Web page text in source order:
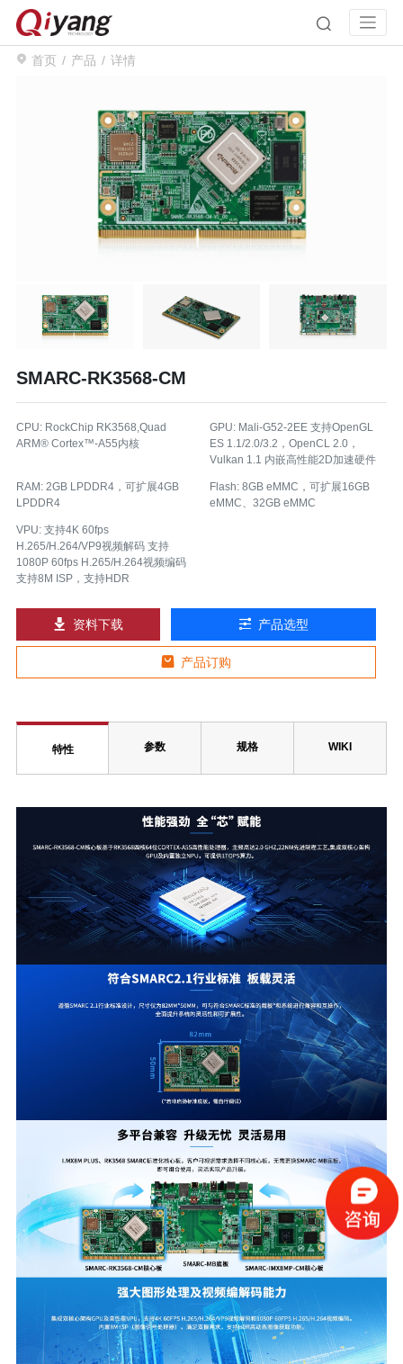
首页 产品 详情
SMARC-RK3568-CM
CPU: RockChip RK3568,Quad
ARM® Cortex™-A55内核
GPU: Mali-G52-2EE 支持OpenGL
ES 1.1/2.0/3.2，OpenCL 2.0，
Vulkan 1.1 内嵌高性能2D加速硬件
RAM: 2GB LPDDR4，可扩展4GB
LPDDR4
Flash: 8GB eMMC，可扩展16GB
eMMC、32GB eMMC
VPU: 支持4K 60fps
H.265/H.264/VP9视频解码 支持
1080P 60fps H.265/H.264视频编码
支持8M ISP，支持HDR
资料下载 产品选型
产品订购
特性 参数 规格 WIKI